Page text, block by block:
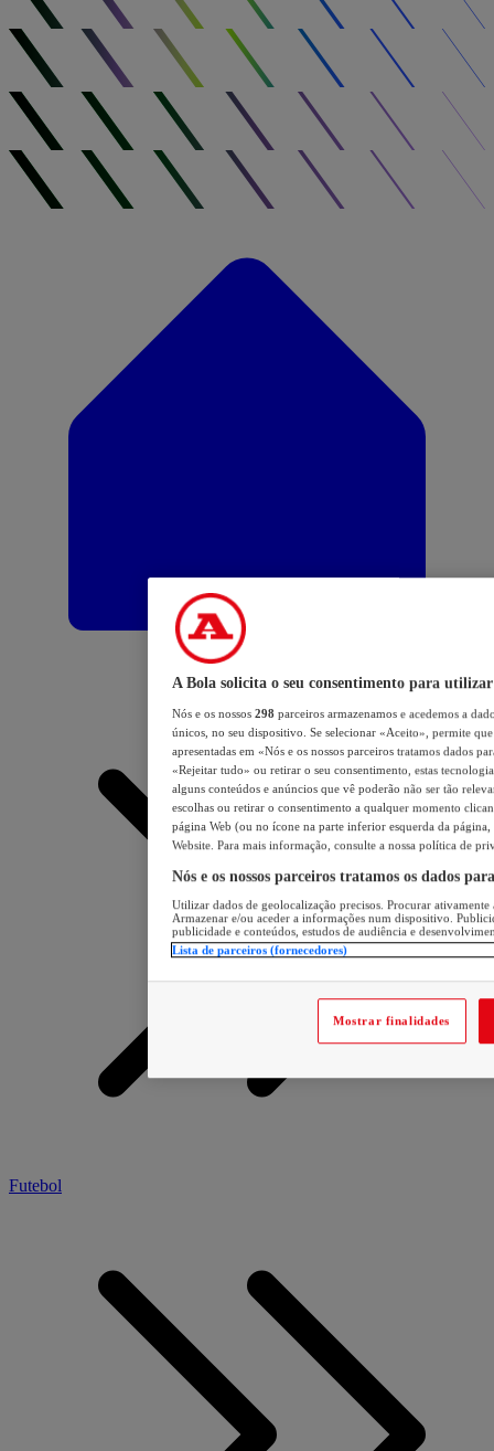
Futebol
A Bola solicita o seu consentimento para utilizar
Nós e os nossos 298 parceiros armazenamos e acedemos a
únicos, no seu dispositivo. Se selecionar «Aceito», permite
apresentadas em «Nós e os nossos parceiros tratamos dados
«Rejeitar tudo» ou retirar o seu consentimento, estas
alguns conteúdos e anúncios que vê poderão não ser tão
escolhas ou retirar o consentimento a qualquer momento
página Web (ou no ícone na parte inferior esquerda da página,
Website. Para mais informação, consulte a nossa política de
Nós e os nossos parceiros tratamos os dados
Utilizar dados de geolocalização precisos. Procurar
Armazenar e/ou aceder a informações num dispositivo.
publicidade e conteúdos, estudos de audiência e
Lista de parceiros (fornecedores)
Mostrar finalidades